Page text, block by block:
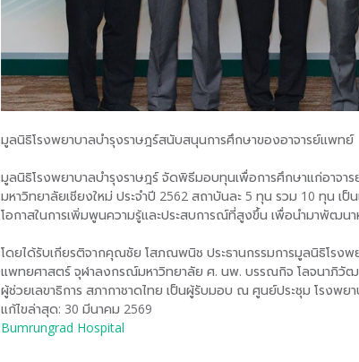
มูลนิธิโรงพยาบาลบำรุงราษฎร์สนับสนุนการศึกษาของอาจารย์แพทย์
มูลนิธิโรงพยาบาลบำรุงราษฎร์ จัดพิธีมอบทุนเพื่อการศึกษาแก่อา
มหาวิทยาลัยเชียงใหม่ ประจำปี 2562 สถาบันละ 5 ทุน รวม 10 ทุน
โอกาสในการเพิ่มพูนความรู้และประสบการณ์ที่สูงขึ้น เพื่อนำมาพัฒ
โดยได้รับเกียรติจากคุณชัย โสภณพนิช ประธานกรรมการมูลนิธิโร
แพทยศาสตร์ จุฬาลงกรณ์มหาวิทยาลัย ศ. นพ. บรรณกิจ โลจนาภิ
ผู้ช่วยเลขาธิการ สภากาชาดไทย เป็นผู้รับมอบ ณ ศูนย์ประชุม โรงพย
แก้ไขล่าสุด: 30 มีนาคม 2569
Bumrungrad Hospital